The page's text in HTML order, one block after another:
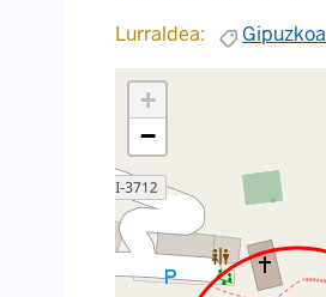
Lurraldea:
Gipuzkoa
+
−